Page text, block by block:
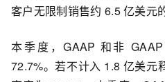
客户无限制销售约 6.5 亿美元
本季度，GAAP 和非
72.7%。若不计入 1.8 亿美元